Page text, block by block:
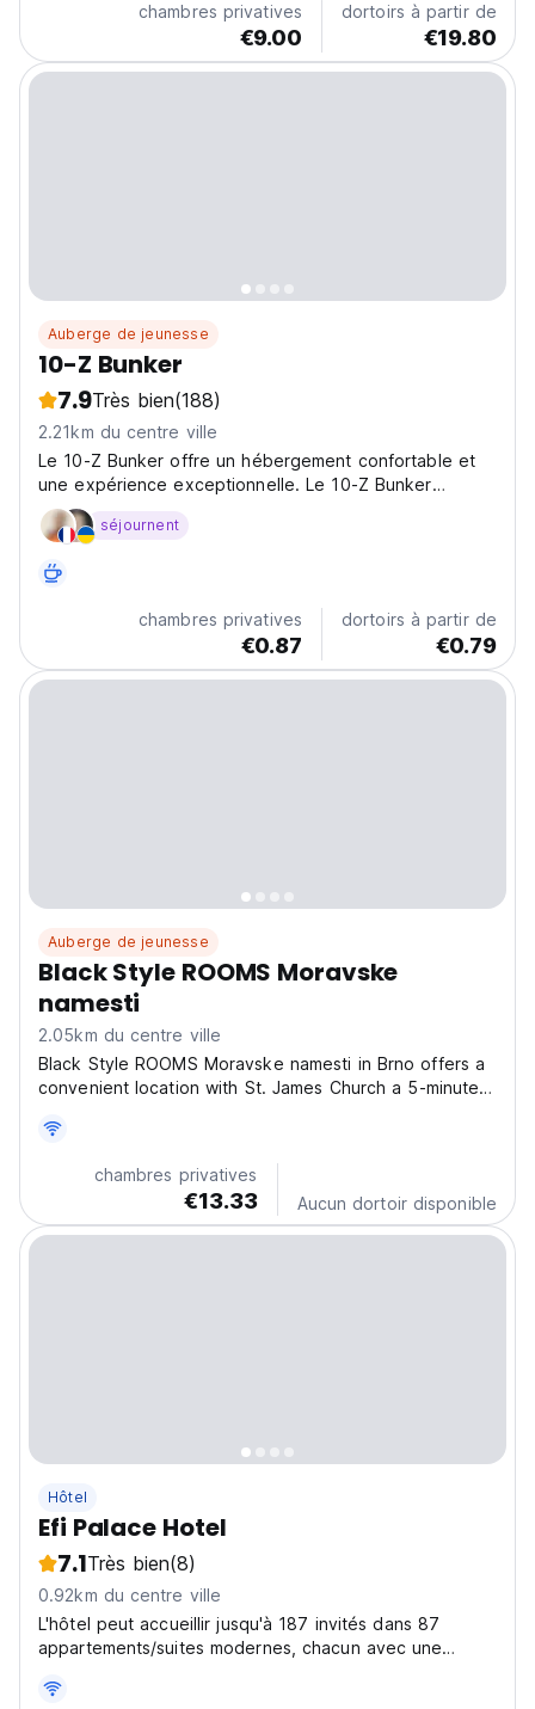
chambres privatives
€9.00
dortoirs à partir de
€19.80
Auberge de jeunesse
10-Z Bunker
7.9Très bien(188)
2.21km du centre ville
Le 10-Z Bunker offre un hébergement confortable et
une expérience exceptionnelle. Le 10-Z Bunker
remonte à l'époque communiste.
séjournent
chambres privatives
€0.87
dortoirs à partir de
€0.79
Auberge de jeunesse
Black Style ROOMS Moravske
namesti
2.05km du centre ville
Black Style ROOMS Moravske namesti in Brno offers a
convenient location with St. James Church a 5-minute
hostel features a lounge, lift, shared kitchen, electric
vehicle charging station, coffee shop, and...
chambres privatives
€13.33 Aucun dortoir disponible
Hôtel
Efi Palace Hotel
7.1Très bien(8)
0.92km du centre ville
L'hôtel peut accueillir jusqu'à 187 invités dans 87
appartements/suites modernes, chacun avec une